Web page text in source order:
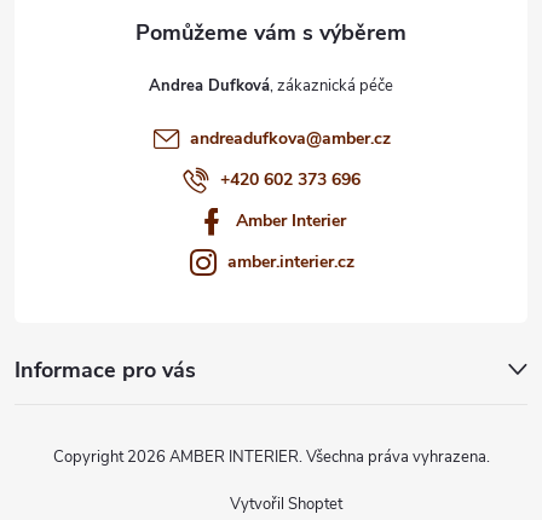
Informace pro vás
Andrea Dufková
andreadufkova@amber.cz
+420 602 373 696
Amber Interier
amber.interier.cz
Vytvořil Shoptet
Copyright 2026 AMBER INTERIER. Všechna práva vyhrazena.